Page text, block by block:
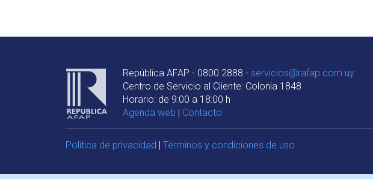
República AFAP - 0800 2888 - servicios@rafap.com.uy
Centro de Servicio al Cliente: Colonia 1848
Horario: de 9:00 a 18:00 h
Agenda web | Contacto
Política de privacidad | Términos y condiciones de uso